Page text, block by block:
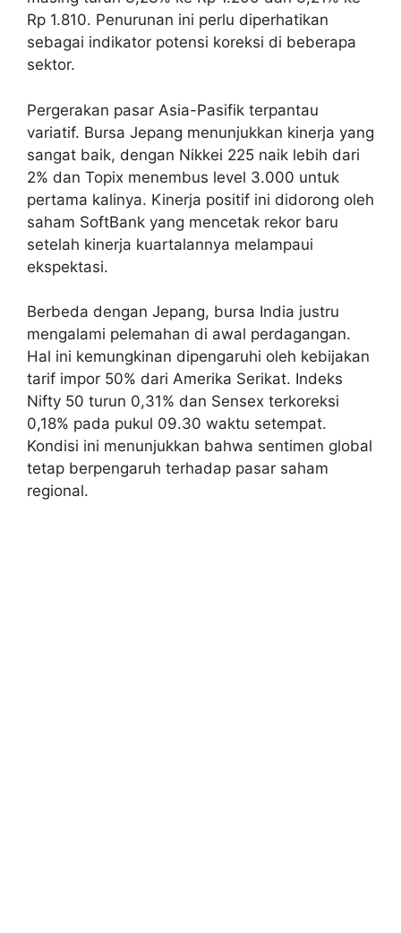
Rp 1.810. Penurunan ini perlu diperhatikan
sebagai indikator potensi koreksi di beberapa
sektor.
Pergerakan pasar Asia-Pasifik terpantau
variatif. Bursa Jepang menunjukkan kinerja yang
sangat baik, dengan Nikkei 225 naik lebih dari
2% dan Topix menembus level 3.000 untuk
pertama kalinya. Kinerja positif ini didorong oleh
saham SoftBank yang mencetak rekor baru
setelah kinerja kuartalannya melampaui
ekspektasi.
Berbeda dengan Jepang, bursa India justru
mengalami pelemahan di awal perdagangan.
Hal ini kemungkinan dipengaruhi oleh kebijakan
tarif impor 50% dari Amerika Serikat. Indeks
Nifty 50 turun 0,31% dan Sensex terkoreksi
0,18% pada pukul 09.30 waktu setempat.
Kondisi ini menunjukkan bahwa sentimen global
tetap berpengaruh terhadap pasar saham
regional.